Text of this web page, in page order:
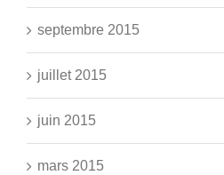
septembre 2015
juillet 2015
juin 2015
mars 2015